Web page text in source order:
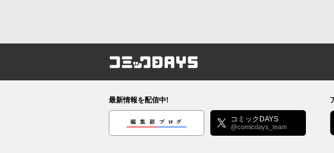
コミックDAYS
最新情報を配信中!
編集部ブログ コミックDAYS
@comicdays_team